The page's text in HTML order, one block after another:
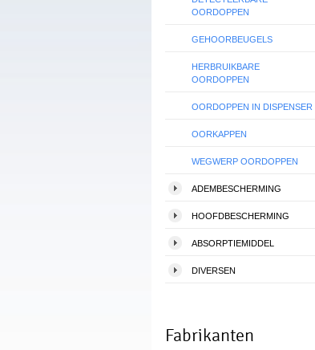
OORDOPPEN
GEHOORBEUGELS
HERBRUIKBARE
OORDOPPEN
OORDOPPEN IN DISPENSER
OORKAPPEN
WEGWERP OORDOPPEN
ADEMBESCHERMING
HOOFDBESCHERMING
ABSORPTIEMIDDEL
DIVERSEN
Fabrikanten